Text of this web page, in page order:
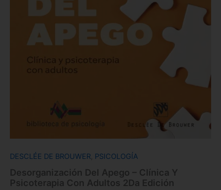
DESCLÉE DE BROUWER PSICOLOGÍA
Desorganización Del Apego – Clínica Y
Psicoterapia Con Adultos 2Da Edición